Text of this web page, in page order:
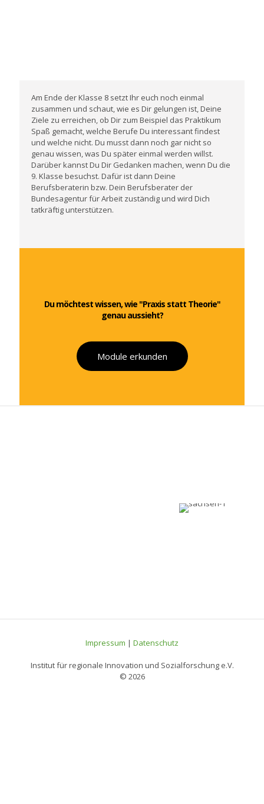
Am Ende der Klasse 8 setzt Ihr euch noch einmal
zusammen und schaut, wie es Dir gelungen ist, Deine
Ziele zu erreichen, ob Dir zum Beispiel das Praktikum
Spaß gemacht, welche Berufe Du interessant findest
und welche nicht. Du musst dann noch gar nicht so
genau wissen, was Du später einmal werden willst.
Darüber kannst Du Dir Gedanken machen, wenn Du die
9. Klasse besuchst. Dafür ist dann Deine
Berufsberaterin bzw. Dein Berufsberater der
Bundesagentur für Arbeit zuständig und wird Dich
tatkräftig unterstützen.
Du möchtest wissen, wie "Praxis statt Theorie"
genau aussieht?
Module erkunden
Impressum | Datenschutz
Institut für regionale Innovation und Sozialforschung e.V.
© 2026